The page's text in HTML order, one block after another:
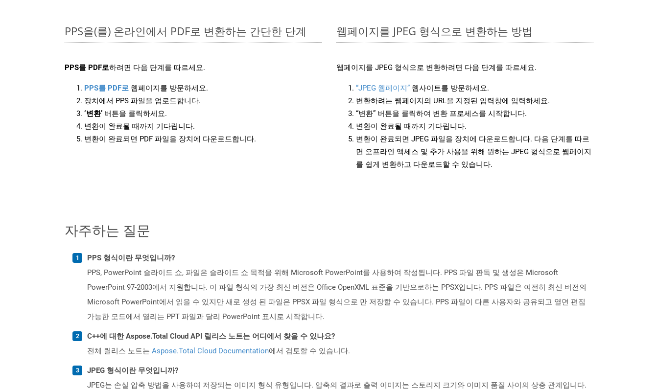
PPS을(를) 온라인에서 PDF로 변환하는 간단한 단계
PPS를 PDF로하려면 다음 단계를 따르세요.
PPS를 PDF로 웹페이지를 방문하세요.
장치에서 PPS 파일을 업로드합니다.
‘변환’ 버튼을 클릭하세요.
변환이 완료될 때까지 기다립니다.
변환이 완료되면 PDF 파일을 장치에 다운로드합니다.
웹페이지를 JPEG 형식으로 변환하는 방법
웹페이지를 JPEG 형식으로 변환하려면 다음 단계를 따르세요.
“JPEG 웹페이지” 웹사이트를 방문하세요.
변환하려는 웹페이지의 URL을 지정된 입력창에 입력하세요.
“변환” 버튼을 클릭하여 변환 프로세스를 시작합니다.
변환이 완료될 때까지 기다립니다.
변환이 완료되면 JPEG 파일을 장치에 다운로드합니다. 다음 단계를 따르
면 오프라인 액세스 및 추가 사용을 위해 원하는 JPEG 형식으로 웹페이지
를 쉽게 변환하고 다운로드할 수 있습니다.
자주하는 질문
PPS 형식이란 무엇입니까?
PPS, PowerPoint 슬라이드 쇼, 파일은 슬라이드 쇼 목적을 위해 Microsoft PowerPoint를 사용하여 작성됩니다. PPS 파일 판독 및 생성은 Microsoft
PowerPoint 97-2003에서 지원합니다. 이 파일 형식의 가장 최신 버전은 Office OpenXML 표준을 기반으로하는 PPSX입니다. PPS 파일은 여전히 ​​최신 버전의
Microsoft PowerPoint에서 읽을 수 있지만 새로 생성 된 파일은 PPSX 파일 형식으로 만 저장할 수 있습니다. PPS 파일이 다른 사용자와 공유되고 열면 편집
가능한 모드에서 열리는 PPT 파일과 달리 PowerPoint 표시로 시작합니다.
C++에 대한 Aspose.Total Cloud API 릴리스 노트는 어디에서 찾을 수 있나요?
전체 릴리스 노트는 Aspose.Total Cloud Documentation에서 검토할 수 있습니다.
JPEG 형식이란 무엇입니까?
JPEG는 손실 압축 방법을 사용하여 저장되는 이미지 형식 유형입니다. 압축의 결과로 출력 이미지는 스토리지 크기와 이미지 품질 사이의 상충 관계입니다.